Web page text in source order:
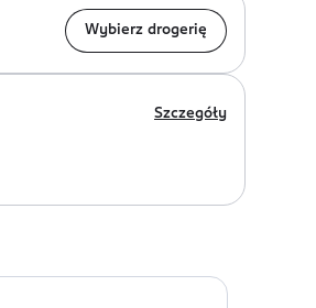
Wybierz drogerię
Szczegóły